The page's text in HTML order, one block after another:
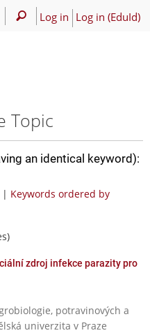
Log in Log in (EduId)
Topic
an identical keyword):
| Keywords ordered by
zdroj infekce parazity pro
potravinových a
univerzita v Praze